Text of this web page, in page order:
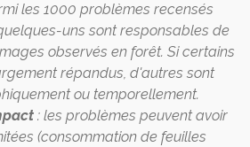
les 1000 problèmes recensés
uns sont responsables de
observés en forêt. Si certains
répandus, d'autres sont
ou temporellement.
: les problèmes peuvent avoir
(consommation de feuilles